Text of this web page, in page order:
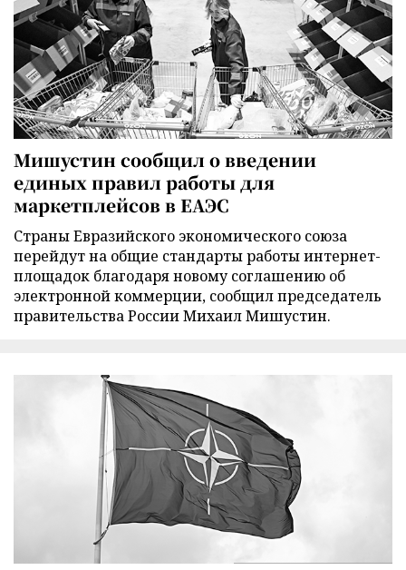
Мишустин сообщил о введении
единых правил работы для
маркетплейсов в ЕАЭС
Страны Евразийского экономического союза
перейдут на общие стандарты работы интернет-
площадок благодаря новому соглашению об
электронной коммерции, сообщил председатель
правительства России Михаил Мишустин.